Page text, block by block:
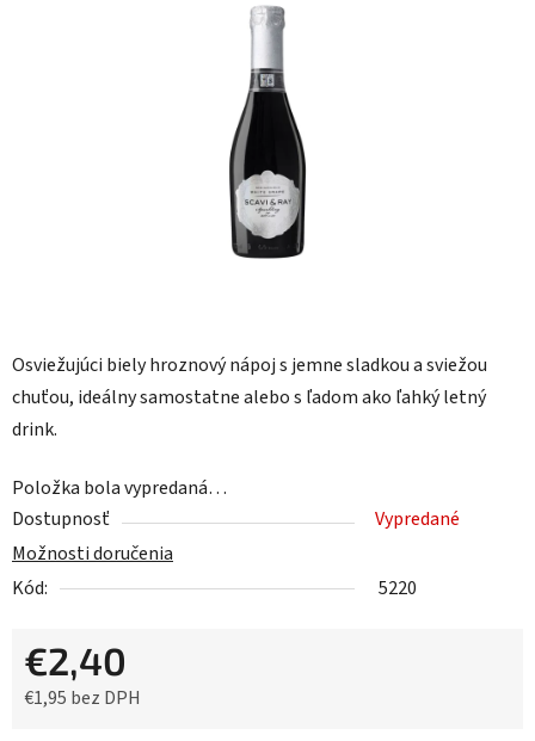
Osviežujúci biely hroznový nápoj s jemne sladkou a sviežou
chuťou, ideálny samostatne alebo s ľadom ako ľahký letný
drink.
Položka bola vypredaná…
Dostupnosť
Vypredané
Možnosti doručenia
Kód:
5220
€2,40
€1,95 bez DPH